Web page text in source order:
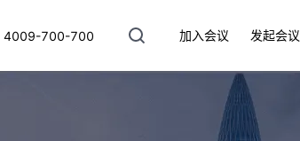
4009-700-700 加入会议 发起会议